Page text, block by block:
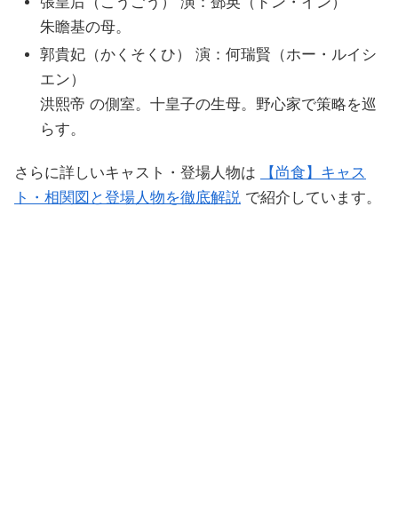
朱瞻基の母。
郭貴妃（かくそくひ） 演：何瑞賢（ホー・ルイシ
エン）
洪熙帝 の側室。十皇子の生母。野心家で策略を巡
らす。
さらに詳しいキャスト・登場人物は
【尚食】キャス
ト・相関図と登場人物を徹底解説 で紹介しています。